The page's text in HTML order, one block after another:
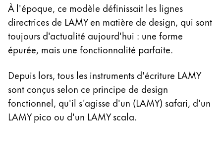
À l'époque, ce modèle définissait les lignes
directrices de LAMY en matière de design, qui sont
toujours d'actualité aujourd'hui : une forme
épurée, mais une fonctionnalité parfaite.
Depuis lors, tous les instruments d'écriture LAMY
sont conçus selon ce principe de design
fonctionnel, qu'il s'agisse d'un (LAMY) safari, d'un
LAMY pico ou d'un LAMY scala.